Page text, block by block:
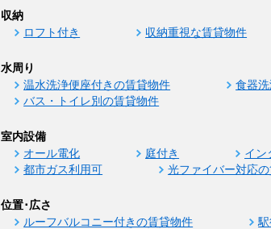
収納
ロフト付き 収納重視な賃貸物件
水周り
温水洗浄便座付きの賃貸物件 食器
バス・トイレ別の賃貸物件
室内設備
オール電化 庭付き イン
都市ガス利用可
光ファイバー対応
位置･広さ
ルーフバルコニー付きの賃貸物件